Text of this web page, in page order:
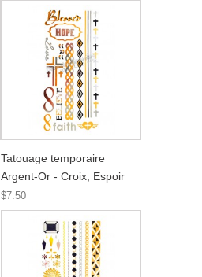
Tatouage temporaire
Argent-Or - Croix, Espoir
$7.50